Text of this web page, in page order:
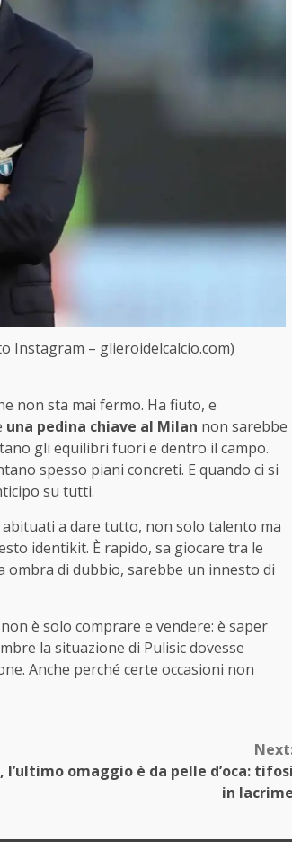
Instagram – glieroidelcalcio.com)
non sta mai fermo. Ha fiuto, e
una pedina chiave al Milan non sarebbe
gli equilibri fuori e dentro il campo.
spesso piani concreti. E quando ci si
su tutti.
a dare tutto, non solo talento ma
identikit. È rapido, sa giocare tra le
ombra di dubbio, sarebbe un innesto di
è solo comprare e vendere: è saper
la situazione di Pulisic dovesse
Anche perché certe occasioni non
l’ultimo omaggio è da pelle d’oca:
in